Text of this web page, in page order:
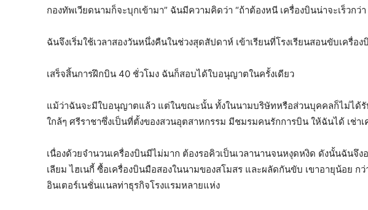
กองทัพเวียดนามก็จะบุกเข้ามา” ฉันมีความคิดว่า “ถ้าต้องหนี เครื่องบินน่าจะเร็วกว่า
ฉันจึงเริ่มใช้เวลาสองวันหนึ่งคืนในช่วงสุดสัปดาห์ เข้าเรียนที่โรงเรียนสอนขับเครื่อ
เสร็จสิ้นการฝึกบิน 40 ชั่วโมง ฉันก็สอบได้ใบอนุญาตในครั้งเดียว
แม้ว่าฉันจะมีใบอนุญาตแล้ว แต่ในขณะนั้น ทั้งในนามบริษัทหรือส่วนบุคคลก็ไม่ได้รั
ใกล้ๆ ศรีราชาซึ่งเป็นที่ตั้งของสวนอุตสาหกรรม มีชมรมคนรักการบิน ให้ฉันได้ เช่า
เนื่องด้วยจํานวนเครื่องบินมีไม่มาก ต้องรอคิวเป็นเวลานานจนหงุดหงิด ดังนั้นฉันจึ
เลียม ไฮเนกี้ ซื้อเครื่องบินมือสองในนามของสโมสร และผลัดกันขับ เขาอายุน้อย ก
อินเตอร์เนชั่นแนลท่าธุรกิจโรงแรมหลายแห่ง